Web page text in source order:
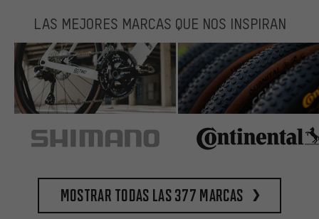
LAS MEJORES MARCAS QUE NOS INSPIRAN
Mostrar todas las 377 marcas